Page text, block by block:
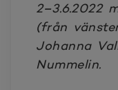
2–3.6.2022
(från
Johanna
Nummelin.